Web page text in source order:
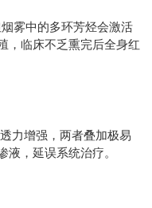
雾中的多环芳烃会激活
，临床不乏熏完后全身红
力增强，两者叠加极易
液，延误系统治疗。